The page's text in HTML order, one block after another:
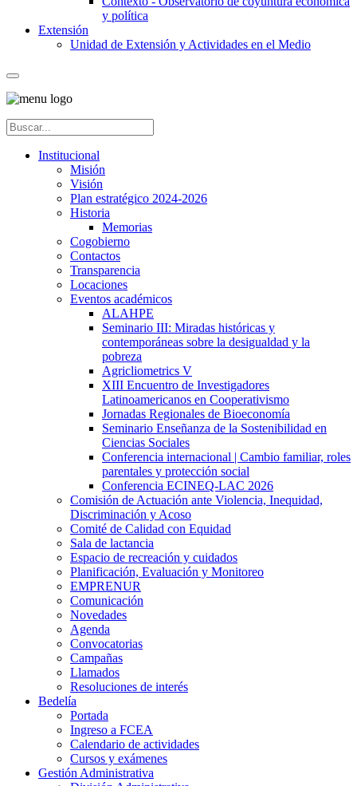
y política
Extensión
Unidad de Extensión y Actividades en el Medio
Institucional
Misión
Visión
Plan estratégico 2024-2026
Historia
Memorias
Cogobierno
Contactos
Transparencia
Locaciones
Eventos académicos
ALAHPE
Seminario III: Miradas históricas y
contemporáneas sobre la desigualdad y la
pobreza
Agricliometrics V
XIII Encuentro de Investigadores
Latinoamericanos en Cooperativismo
Jornadas Regionales de Bioeconomía
Seminario Enseñanza de la Sostenibilidad en
Ciencias Sociales
Conferencia internacional | Cambio familiar, roles
parentales y protección social
Conferencia ECINEQ-LAC 2026
Comisión de Actuación ante Violencia, Inequidad,
Discriminación y Acoso
Comité de Calidad con Equidad
Sala de lactancia
Espacio de recreación y cuidados
Planificación, Evaluación y Monitoreo
EMPRENUR
Comunicación
Novedades
Agenda
Convocatorias
Campañas
Llamados
Resoluciones de interés
Bedelía
Portada
Ingreso a FCEA
Calendario de actividades
Cursos y exámenes
Gestión Administrativa